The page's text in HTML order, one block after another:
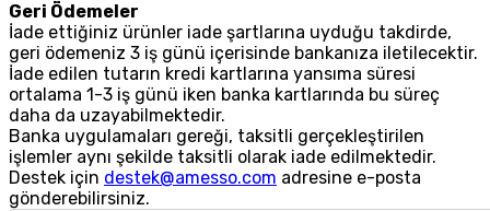
Geri Ödemeler
İade ettiğiniz ürünler iade şartlarına uyduğu takdirde,
geri ödemeniz 3 iş günü içerisinde bankanıza iletilecektir.
İade edilen tutarın kredi kartlarına yansıma süresi
ortalama 1-3 iş günü iken banka kartlarında bu süreç
daha da uzayabilmektedir.
Banka uygulamaları gereği, taksitli gerçekleştirilen
işlemler aynı şekilde taksitli olarak iade edilmektedir.
Destek için destek@amesso.com adresine e-posta
gönderebilirsiniz.